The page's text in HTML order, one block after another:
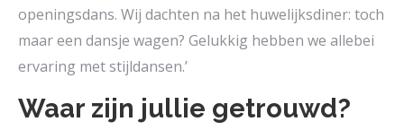
openingsdans. Wij dachten na het huwelijksdiner: toch
maar een dansje wagen? Gelukkig hebben we allebei
ervaring met stijldansen.’
Waar zijn jullie getrouwd?